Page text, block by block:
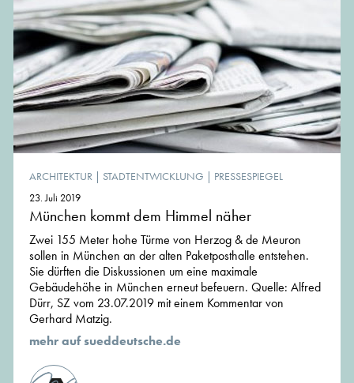
ARCHITEKTUR | STADTENTWICKLUNG | PRESSESPIEGEL
23. Juli 2019
München kommt dem Himmel näher
Zwei 155 Meter hohe Türme von Herzog & de Meuron
sollen in München an der alten Paketposthalle entstehen.
Sie dürften die Diskussionen um eine maximale
Gebäudehöhe in München erneut befeuern. Quelle: Alfred
Dürr, SZ vom 23.07.2019 mit einem Kommentar von
Gerhard Matzig.
mehr auf sueddeutsche.de